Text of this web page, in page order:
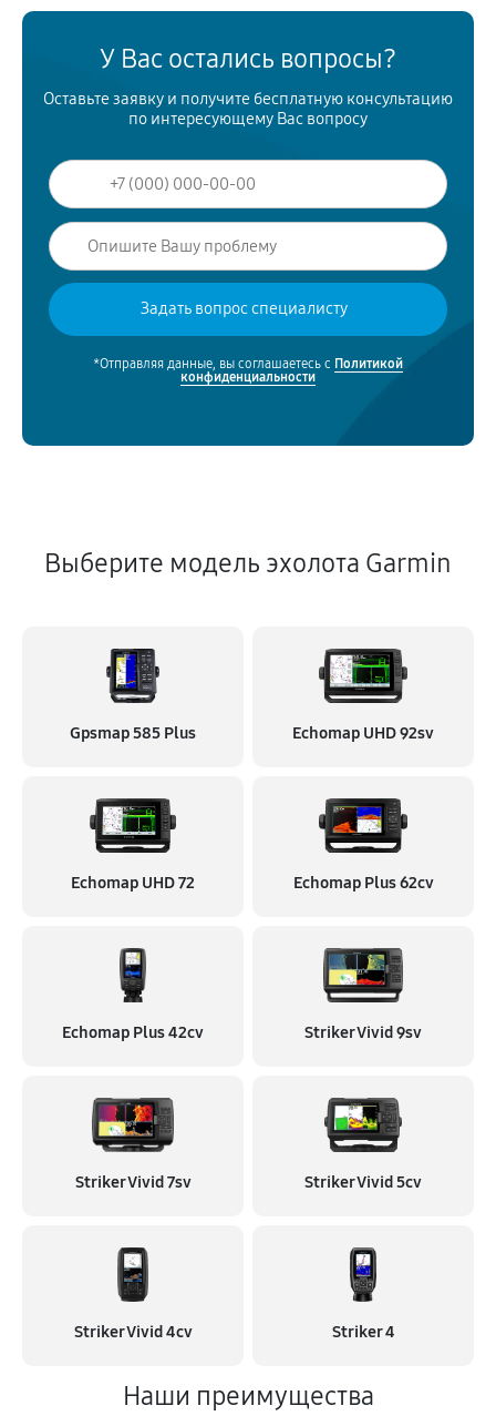
У Вас остались вопросы?
Оставьте заявку и получите бесплатную консультацию
по интересующему Вас вопросу
*Отправляя данные, вы соглашаетесь с Политикой
конфиденциальности
Выберите модель эхолота Garmin
Gpsmap 585 Plus Echomap UHD 92sv
Echomap UHD 72 Echomap Plus 62cv
Echomap Plus 42cv Striker Vivid 9sv
Striker Vivid 7sv Striker Vivid 5cv
Striker Vivid 4cv Striker 4
Наши преимущества